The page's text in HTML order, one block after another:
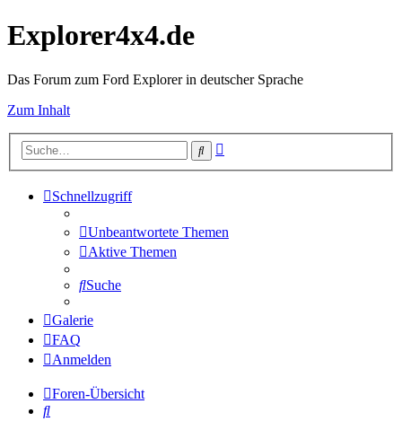
Explorer4x4.de
Das Forum zum Ford Explorer in deutscher Sprache
Zum Inhalt
Suche
Schnellzugriff
Unbeantwortete Themen
Aktive Themen
Suche
Galerie
FAQ
Anmelden
Foren-Übersicht
Suche